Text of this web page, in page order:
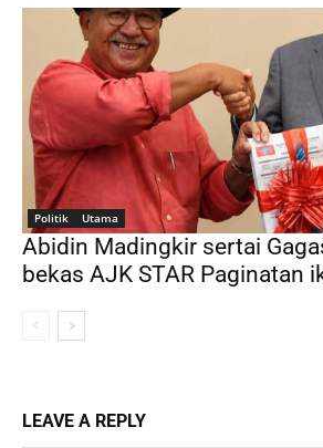
Politik Utama
Abidin Madingkir sertai
bekas AJK STAR Paginatan
LEAVE A REPLY